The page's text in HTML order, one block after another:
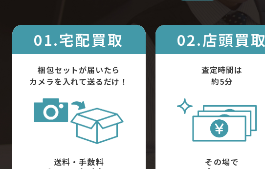
01.宅配買取
梱包セットが届いたら
カメラを入れて送るだけ！
送料・手数料
02.店頭買取
査定時間は
約5分
その場で